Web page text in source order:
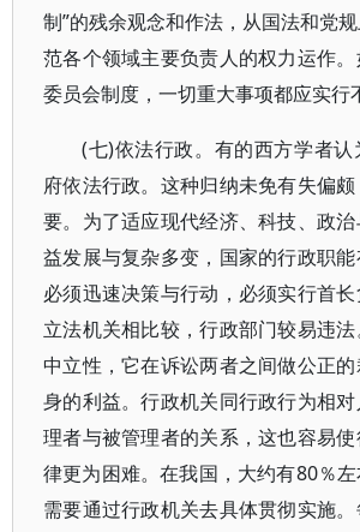
制”的残余观念和作法，从国法和党
范各个领域主要负责人的权力运作
委员会制度，一切重大事项都应实行
(七)依法行政。有的西方学者认
府依法行政。这种归纳未免有失偏
要。为了适应现代经济、科技、政
益发展与复杂多变，国家的行政职
必须迅速决策与行动，必须实行首
立法机关相比较，行政部门较易违
中立性，它在诉讼两者之间做公正
身的利益。行政机关同行政行为相
理者与被管理者的关系，这也容易
律更为困难。在我国，大约有80％左
需要通过行政机关去具体贯彻实施